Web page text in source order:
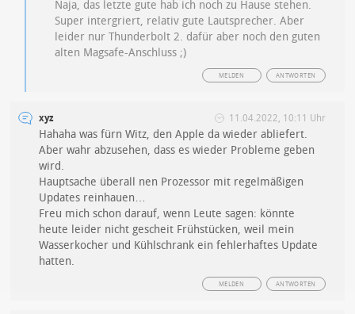
Naja, das letzte gute hab ich noch zu Hause stehen.
Super intergriert, relativ gute Lautsprecher. Aber
leider nur Thunderbolt 2. dafür aber noch den guten
alten Magsafe-Anschluss ;)
ANTWORTEN
MELDEN
xyz 11.04.2022, 10:11 Uhr
Hahaha was fürn Witz, den Apple da wieder abliefert.
Aber wahr abzusehen, dass es wieder Probleme geben
wird.
Hauptsache überall nen Prozessor mit regelmäßigen
Updates reinhauen…
Freu mich schon darauf, wenn Leute sagen: könnte
heute leider nicht gescheit Frühstücken, weil mein
Wasserkocher und Kühlschrank ein fehlerhaftes Update
hatten.
ANTWORTEN
MELDEN